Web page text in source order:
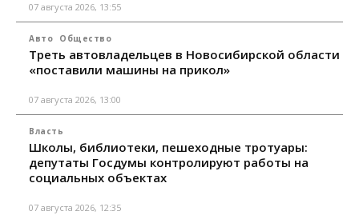
07 августа 2026, 13:55
Авто Общество
Треть автовладельцев в Новосибирской области
«поставили машины на прикол»
07 августа 2026, 13:00
Власть
Школы, библиотеки, пешеходные тротуары:
депутаты Госдумы контролируют работы на
социальных объектах
07 августа 2026, 12:35